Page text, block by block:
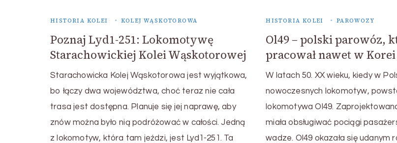
HISTORIA KOLEI KOLEJ WĄSKOTOROWA
Poznaj Lyd1-251: Lokomotywę
Starachowickiej Kolei Wąskotorowej
Starachowicka Kolej Wąskotorowa jest wyjątkowa,
bo łączy dwa województwa, choć teraz nie cała
trasa jest dostępna. Planuje się jej naprawę, aby
znów można było nią podróżować w całości. Jedną
z lokomotyw, która tam jeździ, jest Lyd1-251. Ta
HISTORIA KOLEI PAROWOZY
Ol49 – polski parowóz,
pracował nawet w Korei
W latach 50. XX wieku, kiedy w
nowoczesnych lokomotyw,
lokomotywa Ol49.
miała obsługiwać pociągi
wadze. Ol49 okazała się udanym